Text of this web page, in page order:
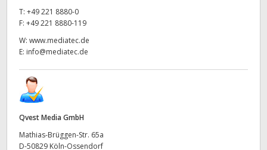
T: +49 221 8880-0
F: +49 221 8880-119
W: www.mediatec.de
E: info@mediatec.de
Qvest Media GmbH
Mathias-Brüggen-Str. 65a
D-50829 Köln-Ossendorf